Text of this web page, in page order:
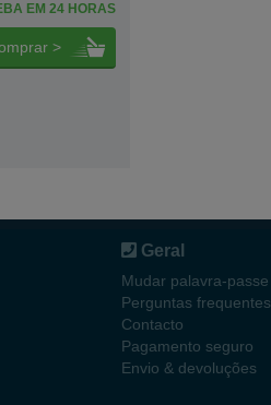
EM 24 HORAS
>
Geral
Mudar palavra-passe
Perguntas frequentes
Contacto
Pagamento seguro
Envio & devoluções